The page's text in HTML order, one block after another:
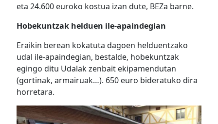
eta 24.600 euroko kostua izan dute, BEZa barne.
Hobekuntzak helduen ile-apaindegian
Eraikin berean kokatuta dagoen helduentzako
udal ile-apaindegian, bestalde, hobekuntzak
egingo ditu Udalak zenbait ekipamendutan
(gortinak, armairuak…). 650 euro bideratuko dira
horretara.